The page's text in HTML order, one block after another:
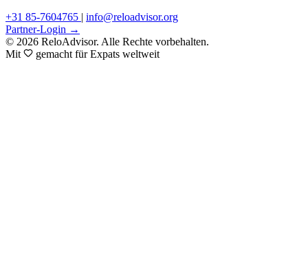
+31 85-7604765 | info@reloadvisor.org
Partner-Login →
© 2026 ReloAdvisor. Alle Rechte vorbehalten.
Mit
gemacht für Expats weltweit